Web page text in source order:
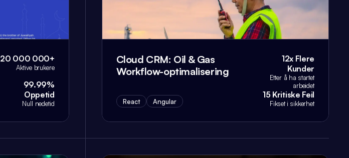
20 000 000+
Aktive brukere
99.99%
Oppetid
Null nedetid
Cloud CRM: Oil & Gas
Workflow-optimalisering
React Angular
12x Flere
Kunder
Etter å ha startet
arbeidet
15 Kritiske Feil
Fikset i sikkerhet